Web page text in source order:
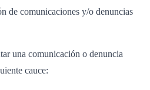
de comunicaciones y/o denuncias
una comunicación o denuncia
cauce: